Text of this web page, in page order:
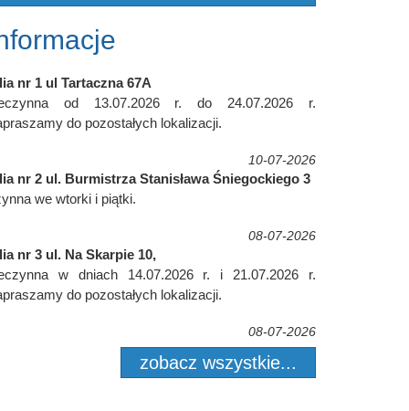
nr 1 ul Tartaczna 67A
od 13.07.2026 r. do 24.07.2026 r.
do pozostałych lokalizacji.
10-07-2026
nr 2 ul. Burmistrza Stanisława Śniegockiego 3
we wtorki i piątki.
08-07-2026
nr 3 ul. Na Skarpie 10,
w dniach 14.07.2026 r. i 21.07.2026 r.
do pozostałych lokalizacji.
08-07-2026
zobacz wszystkie...